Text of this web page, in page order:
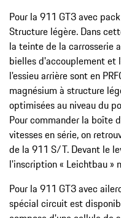
Pour la 911 GT3 avec
Structure légère. Dans
la teinte de la carrosserie
bielles d'accouplement et
l'essieu arrière sont en
magnésium à structure
optimisées au niveau du
Pour commander la boîte
vitesses en série, on
de la 911 S/T. Devant le
l'inscription « Leichtbau »
Pour la 911 GT3 avec
spécial circuit est